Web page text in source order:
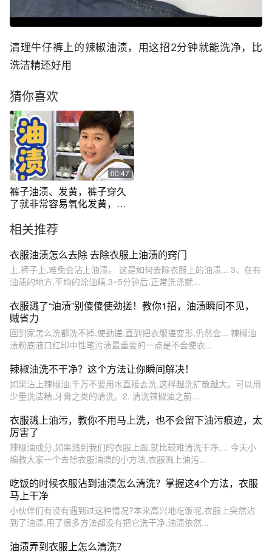
清理牛仔裤上的辣椒油渍，用这招2分钟就能洗净，比
洗洁精还好用
猜你喜欢
00:47
裤子油渍、发黄，裤子穿久
了就非常容易氧化发黄，裤
清洗，来试试这个清洗小妙
招#污渍轻松去除 #油渍去除
#氧化发黄 #实用小技巧 #油
渍轻松去除
相关推荐
衣服油渍怎么去除 去除衣服上油渍的窍门
上.裤子上,难免会沾上油渍。 这是如何去除衣服上的油渍... 3、在有
油渍的地方,平均的涂油精,3~5分钟后,正常洗涤就...
衣服溅了“油渍”别傻傻使劲搓！教你1招，油渍瞬间不见，
贼省力
回到家怎么洗都洗不掉,使劲搓,直到把衣服搓变形,仍然会... 辣椒油
渍粉底液口红印中性笔污渍最重要的一点是不会使衣...
辣椒油洗不干净？这个方法让你瞬间解决！
如果沾上辣椒油,千万不要用水直接去洗,这样越洗扩散越大。可以用
少量洗洁精,牙膏之类的清洗。2. 清洗辣椒油之前...
衣服溅上油污，教你不用马上洗，也不会留下油污痕迹，太
厉害了
辣椒油成分,如果溅到我们的衣服上面,就比较难清洗干净,... 今天小
编教大家一个去除衣服油渍的小方法,衣服溅上油污...
吃饭的时候衣服沾到油渍怎么清洗？掌握这4个方法，衣服
马上干净
小伙伴们有没有遇到过这种情况?本来高兴地吃饭呢,衣服上突然沾
到了油渍,用了很多方法都没有把它洗干净,油渍依然...
油渍弄到衣服上怎么清洗？